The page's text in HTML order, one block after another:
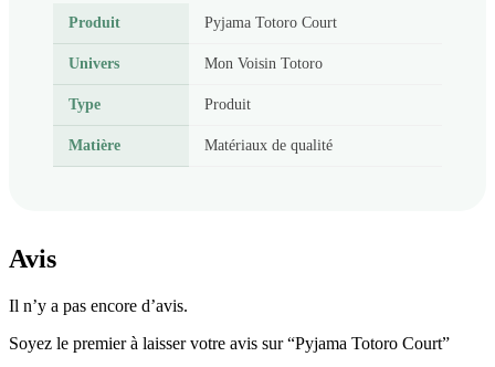
Produit Pyjama Totoro Court
Univers Mon Voisin Totoro
Type Produit
Matière Matériaux de qualité
Avis
Il n’y a pas encore d’avis.
Soyez le premier à laisser votre avis sur “Pyjama Totoro Court”